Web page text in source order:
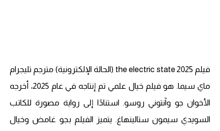
فيلم the electric state 2025 (الحالة الإلكترونية) مترجم تليجرام
ماي سيما. هو فيلم خيال علمي تم إنتاجه في عام 2025، أخرجه
الأخوان جو وآنتوني روسو. استنادًا إلى رواية مصورة للكاتب
السويدي سيمون ستالينهاغ. يتميز الفيلم بجو غامض وخيال